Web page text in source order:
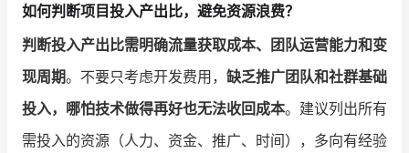
如何判断项目投入产出比，避免资源浪费？
判断投入产出比需明确流量获取成本、团队运营能力和变
现周期。不要只考虑开发费用， 缺乏推广团队和社群基础
投入，哪怕技术做得再好也无法收回成本。建议列出所有
需投入的资源（人力、资金、推广、时间），多向有经验